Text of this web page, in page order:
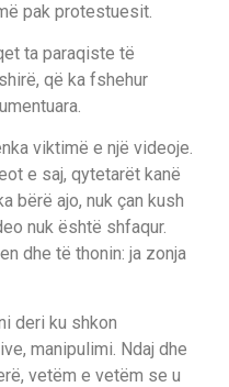
pak protestuesit.
ta paraqiste të
që ka fshehur
viktimë e një videoje.
e saj, qytetarët kanë
bërë ajo, nuk çan kush
nuk është shfaqur.
dhe të thonin: ja zonja
deri ku shkon
manipulimi. Ndaj dhe
vetëm e vetëm se u